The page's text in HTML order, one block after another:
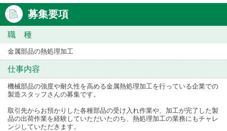
募集要項
職 種
金属部品の熱処理加工
仕事内容
機械部品の強度や耐久性を高める金属熱処理加工を行っている企業での
製造スタッフさんの募集です。
取引先からお預かりした各種部品の受け入れ作業や、加工が完了した製
品の出荷作業を経験していただいたのち、熱処理加工の業務にもチャレ
ンジしていただきます。